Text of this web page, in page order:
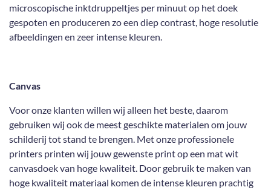
microscopische inktdruppeltjes per minuut op het doek
gespoten en produceren zo een diep contrast, hoge resolutie
afbeeldingen en zeer intense kleuren.
Canvas
Voor onze klanten willen wij alleen het beste, daarom
gebruiken wij ook de meest geschikte materialen om jouw
schilderij tot stand te brengen. Met onze professionele
printers printen wij jouw gewenste print op een mat wit
canvasdoek van hoge kwaliteit. Door gebruik te maken van
hoge kwaliteit materiaal komen de intense kleuren prachtig